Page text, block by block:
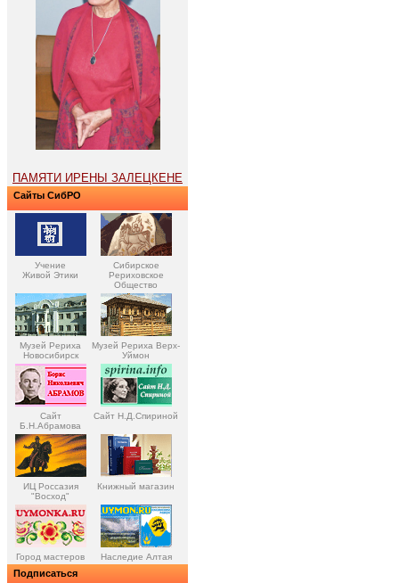
ПАМЯТИ ИРЕНЫ ЗАЛЕЦКЕНЕ
Сайты СибРО
Учение
Живой Этики
Сибирское
Рериховское
Общество
Музей Рериха
Новосибирск
Музей Рериха Верх-
Уймон
Сайт
Б.Н.Абрамова
Сайт Н.Д.Спириной
ИЦ Россазия
"Восход"
Книжный магазин
Город мастеров Наследие Алтая
Подписаться